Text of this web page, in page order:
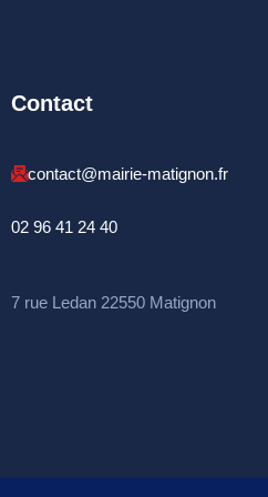
Contact
contact@mairie-matignon.fr
02 96 41 24 40
7 rue Ledan 22550 Matignon